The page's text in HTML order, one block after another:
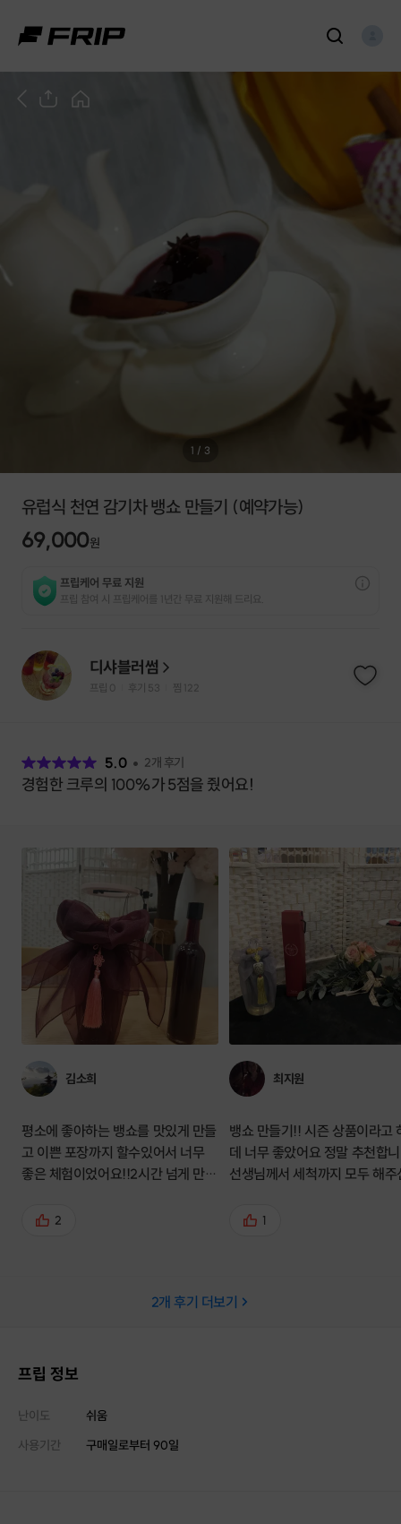
1 / 3
유럽식 천연 감기차 뱅쇼 만들기 (예약가능)
69,000원
프립케어 무료 지원
프립 참여 시 프립케어를 1년간 무료 지원해 드리요.
디샤블러썸
프립 0 후기 53 찜 122
5.0 2개 후기
경험한 크루의 100%가 5점을 줬어요!
김소희
평소에 좋아하는 뱅쇼를 맛있게 만들
고 이쁜 포장까지 할수있어서 너무
좋은 체험이었어요!!2시간 넘게 만들
어서했어요 선생님도 너무 친절하시
선물해야하는데 너무 맛있어서 제가
2
최지원
뱅쇼 만들기!! 시즌 상품이라고
데 너무 좋았어요 정말 추천합
선생님께서 세척까지 모두 해주
주시고 끓이는 동안 지루하지
선물하기 딱 좋을 것 같아요 집
1
2개 후기 더보기
프립 정보
난이도
쉬움
사용기간
구매일로부터 90일